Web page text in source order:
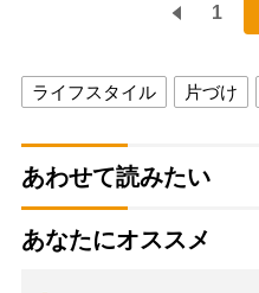
1
ライフスタイル 片づけ
あわせて読みたい
あなたにオススメ